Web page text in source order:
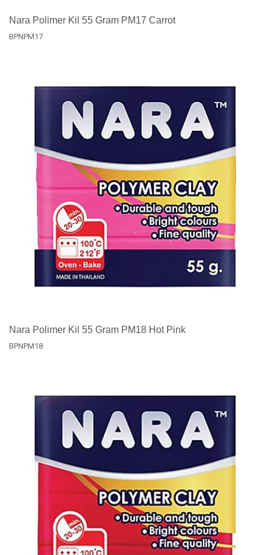
Nara Polimer Kil 55 Gram PM17 Carrot
BPNPM17
Nara Polimer Kil 55 Gram PM18 Hot Pink
BPNPM18